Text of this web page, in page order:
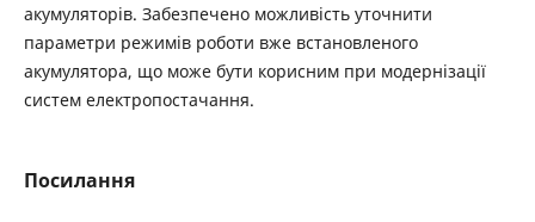
акумуляторів. Забезпечено можливість уточнити
параметри режимів роботи вже встановленого
акумулятора, що може бути корисним при модернізації
систем електропостачання.
Посилання